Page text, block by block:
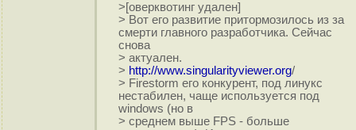
>[оверквотинг удален]
> Вот его развитие притормозилось из за
смерти главного разработчика. Сейчас
снова
> актуален.
> http://www.singularityviewer.org/
> Firestorm его конкурент, под линукс
нестабилен, чаще используется под
windows (но в
> среднем выше FPS - больше